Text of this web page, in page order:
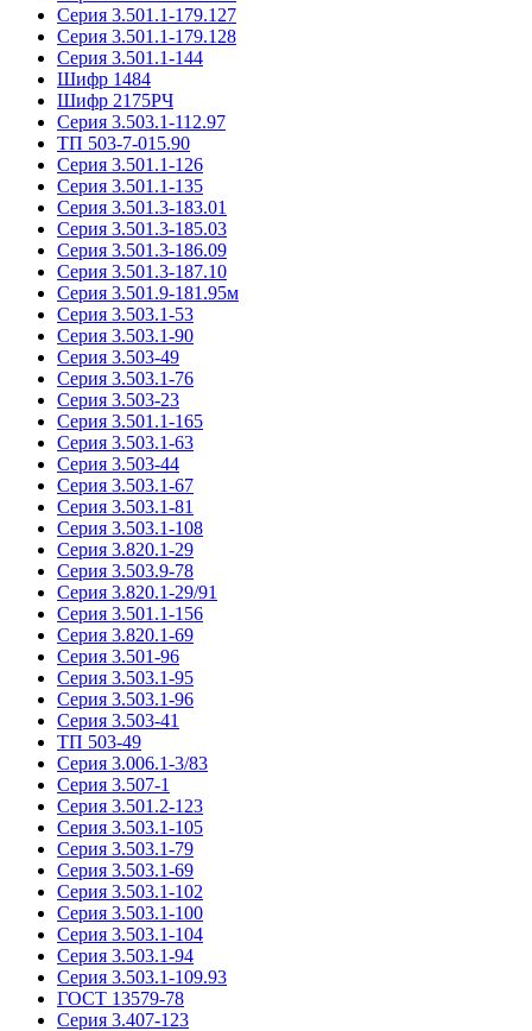
Серия 3.501.1-179.127
Серия 3.501.1-179.128
Серия 3.501.1-144
Шифр 1484
Шифр 2175РЧ
Серия 3.503.1-112.97
ТП 503-7-015.90
Серия 3.501.1-126
Серия 3.501.1-135
Серия 3.501.3-183.01
Серия 3.501.3-185.03
Серия 3.501.3-186.09
Серия 3.501.3-187.10
Серия 3.501.9-181.95м
Серия 3.503.1-53
Серия 3.503.1-90
Серия 3.503-49
Серия 3.503.1-76
Серия 3.503-23
Серия 3.501.1-165
Серия 3.503.1-63
Серия 3.503-44
Серия 3.503.1-67
Серия 3.503.1-81
Серия 3.503.1-108
Серия 3.820.1-29
Серия 3.503.9-78
Серия 3.820.1-29/91
Серия 3.501.1-156
Серия 3.820.1-69
Серия 3.501-96
Серия 3.503.1-95
Серия 3.503.1-96
Серия 3.503-41
ТП 503-49
Серия 3.006.1-3/83
Серия 3.507-1
Серия 3.501.2-123
Серия 3.503.1-105
Серия 3.503.1-79
Серия 3.503.1-69
Серия 3.503.1-102
Серия 3.503.1-100
Серия 3.503.1-104
Серия 3.503.1-94
Серия 3.503.1-109.93
ГОСТ 13579-78
Серия 3.407-123